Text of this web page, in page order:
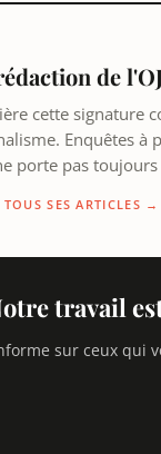
de
cette signature
Enquêtes à
porte pas
SES ARTICLES →
travail
sur ceux